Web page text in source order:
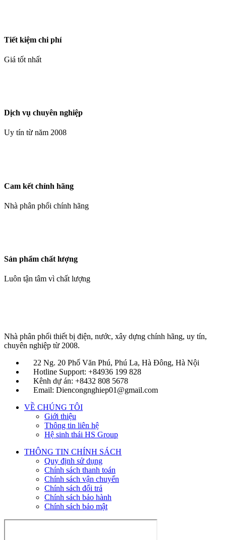
Tiết kiệm chi phí
Giá tốt nhất
Dịch vụ chuyên nghiệp
Uy tín từ năm 2008
Cam kết chính hãng
Nhà phân phối chính hãng
Sản phẩm chất lượng
Luôn tận tâm vì chất lượng
Nhà phân phối thiết bị điện, nước, xây dựng chính hãng, uy tín,
chuyên nghiệp từ 2008.
22 Ng. 20 Phố Văn Phú, Phú La, Hà Đông, Hà Nội
Hotline Support: +84936 199 828
Kênh dự án: +8432 808 5678
Email: Diencongnghiep01@gmail.com
VỀ CHÚNG TÔI
Giới thiệu
Thông tin liên hệ
Hệ sinh thái HS Group
THÔNG TIN CHÍNH SÁCH
Quy định sử dụng
Chính sách thanh toán
Chính sách vận chuyển
Chính sách đổi trả
Chính sách bảo hành
Chính sách bảo mật